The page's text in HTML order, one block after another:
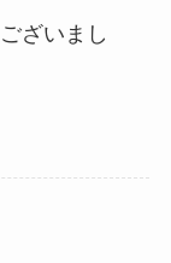
ざいまし